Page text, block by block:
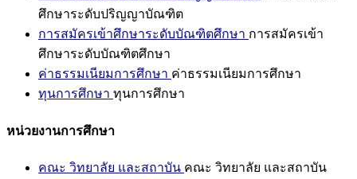
ศึกษาระดับปริญญาบัณฑิต
การสมัครเข้าศึกษาระดับบัณฑิตศึกษา การสมัครเข้า
ศึกษาระดับบัณฑิตศึกษา
ค่าธรรมเนียมการศึกษา ค่าธรรมเนียมการศึกษา
ทุนการศึกษา ทุนการศึกษา
หน่วยงานการศึกษา
คณะ วิทยาลัย และสถาบัน คณะ วิทยาลัย และสถาบัน